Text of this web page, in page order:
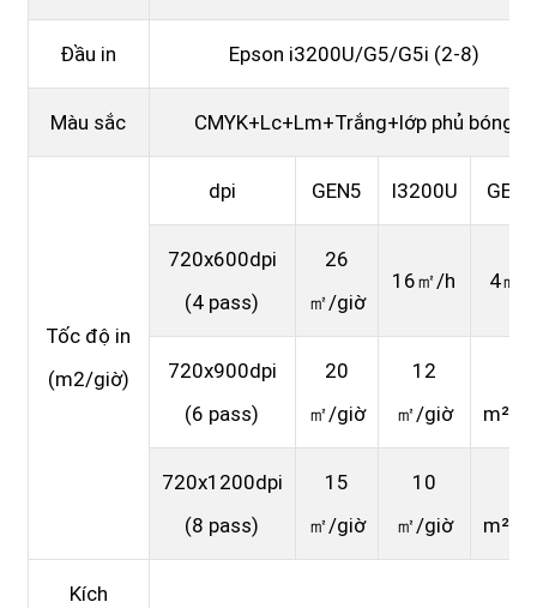
Đầu in Epson i3200U/G5/G5i (2-8)
Màu sắc CMYK+Lc+Lm+Trắng+lớp phủ bóng
Tốc độ in
(m2/giờ)
dpi GEN5 I3200U
720x600dpi
(4 pass)
26
㎡/giờ
16㎡/h 4㎡/
720x900dpi
(6 pass)
20
㎡/giờ
12
㎡/giờ
m²/
720x1200dpi
(8 pass)
15
㎡/giờ
10
㎡/giờ
m²/
Kích